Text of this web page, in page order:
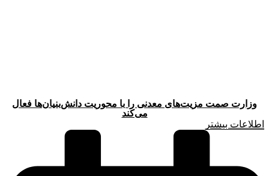
وزارت صمت مزیت‌های معدنی را با محوریت دانش‌بنیان‌ها فعال
می‌کند
اطلاعات بیشتر